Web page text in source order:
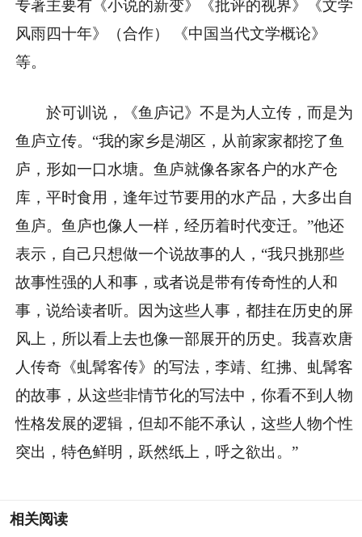
专著主要有《小说的新变》《批评的视界》《文学
风雨四十年》（合作） 《中国当代文学概论》
等。
於可训说，《鱼庐记》不是为人立传，而是为
鱼庐立传。“我的家乡是湖区，从前家家都挖了鱼
庐，形如一口水塘。鱼庐就像各家各户的水产仓
库，平时食用，逢年过节要用的水产品，大多出自
鱼庐。鱼庐也像人一样，经历着时代变迁。”他还
表示，自己只想做一个说故事的人，“我只挑那些
故事性强的人和事，或者说是带有传奇性的人和
事，说给读者听。因为这些人事，都挂在历史的屏
风上，所以看上去也像一部展开的历史。我喜欢唐
人传奇《虬髯客传》的写法，李靖、红拂、虬髯客
的故事，从这些非情节化的写法中，你看不到人物
性格发展的逻辑，但却不能不承认，这些人物个性
突出，特色鲜明，跃然纸上，呼之欲出。”
相关阅读